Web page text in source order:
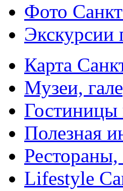
Фото
Экскурсии
Карта
Музеи,
Гостиницы
Полезная
Lifestyle